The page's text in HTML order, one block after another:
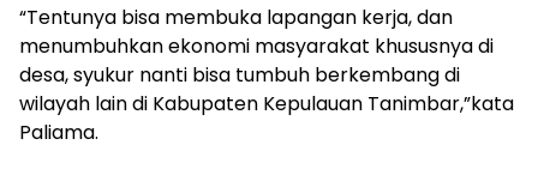
“Tentunya bisa membuka lapangan kerja, dan
menumbuhkan ekonomi masyarakat khususnya di
desa, syukur nanti bisa tumbuh berkembang di
wilayah lain di Kabupaten Kepulauan Tanimbar,”kata
Paliama.